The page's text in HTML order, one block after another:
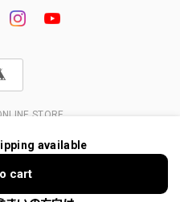
STORE
available
cart